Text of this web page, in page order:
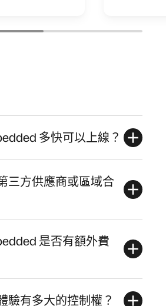
多快可以上線？
三方供應商或區域合
是否有額外費
驗有多大的控制權？